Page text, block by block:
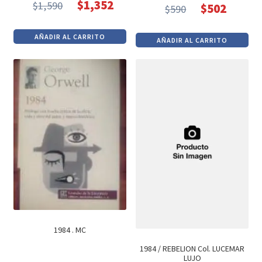
$1,590
precio
original
era:
$1,590.
$1,352
precio
actual
es:
$1,352.
AÑADIR AL CARRITO
$590
precio
original
$502
precio
actual
AÑADIR AL CARRITO
1984 . MC
1984 / REBELION Col. LUCEMAR
LUJO